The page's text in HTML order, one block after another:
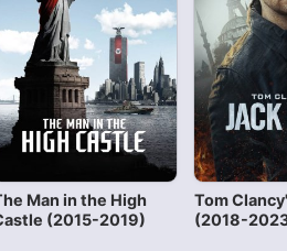
Man in the High
(2015-2019)
Tom
(2018-